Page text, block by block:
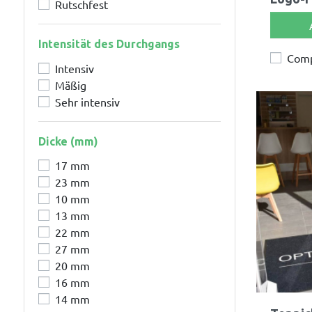
Rutschfest
Intensität des Durchgangs
Intensiv
Mäßig
Sehr intensiv
Dicke (mm)
17 mm
23 mm
10 mm
13 mm
22 mm
27 mm
20 mm
16 mm
14 mm